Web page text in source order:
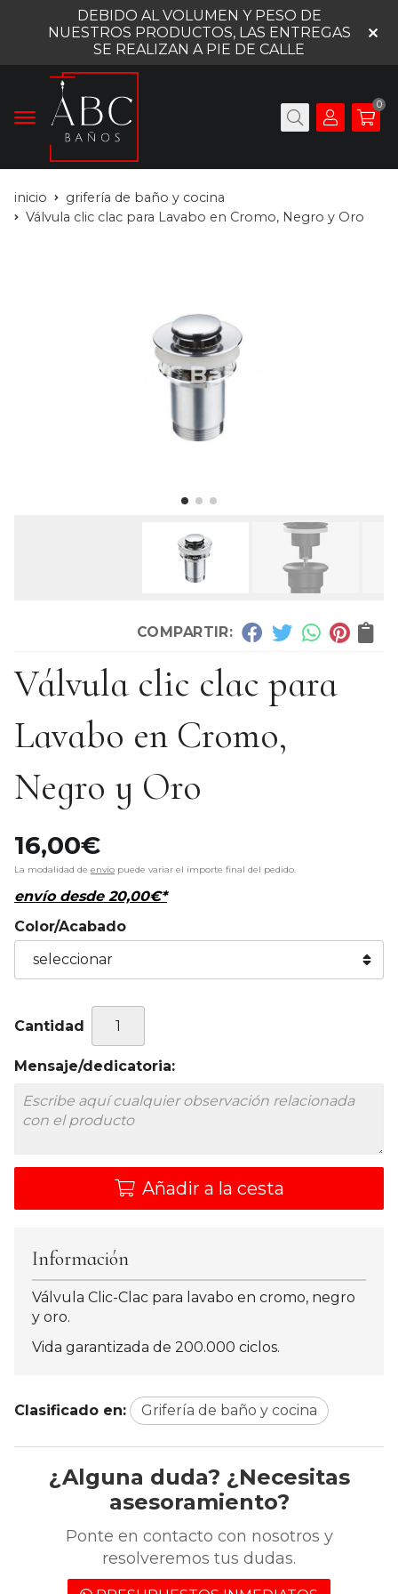
DEBIDO AL VOLUMEN Y PESO DE
NUESTROS PRODUCTOS, LAS ENTREGAS
SE REALIZAN A PIE DE CALLE
0
inicio
grifería de baño y cocina
Válvula clic clac para Lavabo en Cromo, Negro y Oro
COMPARTIR:
Válvula clic clac para
Lavabo en Cromo,
Negro y Oro
16,00€
La modalidad de envío puede variar el importe final del pedido.
envío desde 20,00€*
Color/Acabado
Cantidad
Mensaje/dedicatoria:
Añadir a la cesta
Información
Válvula Clic-Clac para lavabo en cromo, negro
y oro.
Vida garantizada de 200.000 ciclos.
Clasificado en: Grifería de baño y cocina
¿Alguna duda? ¿Necesitas
asesoramiento?
Ponte en contacto con nosotros y
resolveremos tus dudas.